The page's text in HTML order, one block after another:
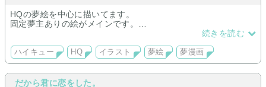
HQの夢絵を中心に描いてます。
固定夢主ありの絵がメインです。
続きを読む
ハイキュー HQ イラスト 夢絵 夢漫画
だから君に恋をした。